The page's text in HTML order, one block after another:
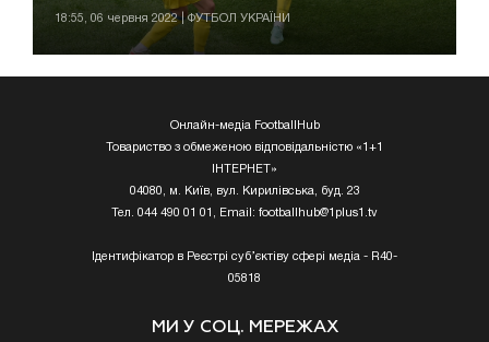
18:55, 06 червня 2022 | ФУТБОЛ УКРАЇНИ
Онлайн-медіа FootballHub
Товариство з обмеженою відповідальністю «1+1
ІНТЕРНЕТ»
04080, м. Київ, вул. Кирилівська, буд. 23
Тел. 044 490 01 01, Email: footballhub@1plus1.tv
Ідентифікатор в Реєстрі суб’єктіву сфері медіа - R40-
05818
МИ У СОЦ. МЕРЕЖАХ